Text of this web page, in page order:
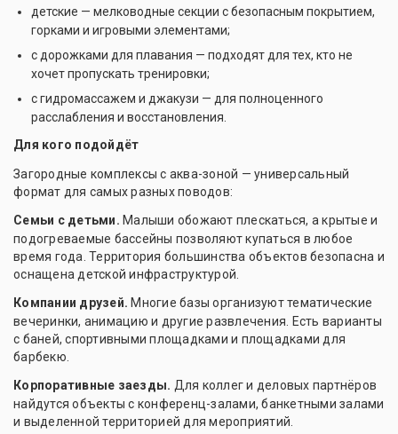
детские — мелководные секции с безопасным покрытием,
горками и игровыми элементами;
с дорожками для плавания — подходят для тех, кто не
хочет пропускать тренировки;
с гидромассажем и джакузи — для полноценного
расслабления и восстановления.
Для кого подойдёт
Загородные комплексы с аква-зоной — универсальный
формат для самых разных поводов:
Семьи с детьми. Малыши обожают плескаться, а крытые и
подогреваемые бассейны позволяют купаться в любое
время года. Территория большинства объектов безопасна и
оснащена детской инфраструктурой.
Компании друзей. Многие базы организуют тематические
вечеринки, анимацию и другие развлечения. Есть варианты
с баней, спортивными площадками и площадками для
барбекю.
Корпоративные заезды. Для коллег и деловых партнёров
найдутся объекты с конференц-залами, банкетными залами
и выделенной территорией для мероприятий.